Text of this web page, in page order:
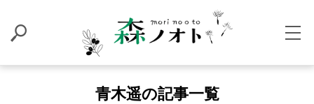
青木遥の記事一覧